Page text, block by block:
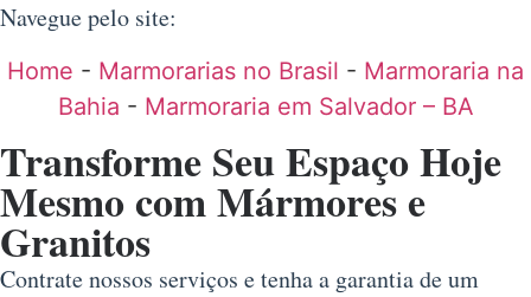
Navegue pelo site:
Home - Marmorarias no Brasil - Marmoraria na
Bahia - Marmoraria em Salvador – BA
Transforme Seu Espaço Hoje
Mesmo com Mármores e
Granitos
Contrate nossos serviços e tenha a garantia de um